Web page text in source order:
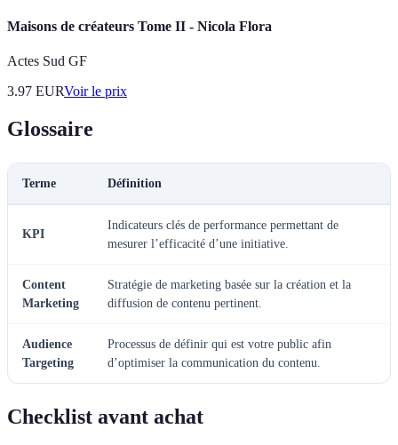
Maisons de créateurs Tome II - Nicola Flora
Actes Sud GF
3.97 EURVoir le prix
Glossaire
Terme Définition
KPI
Indicateurs clés de performance permettant de
mesurer l’efficacité d’une initiative.
Content
Marketing
Stratégie de marketing basée sur la création et la
diffusion de contenu pertinent.
Audience
Targeting
Processus de définir qui est votre public afin
d’optimiser la communication du contenu.
Checklist avant achat